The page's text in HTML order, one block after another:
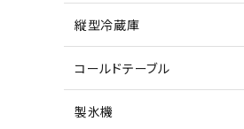
縦型冷蔵庫
コールドテーブル
製氷機